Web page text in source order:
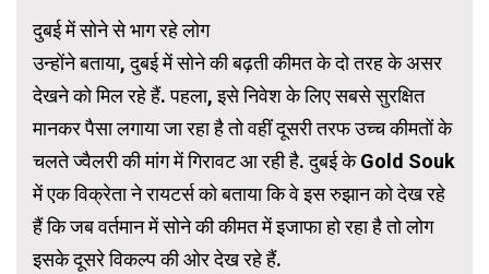
दुबई में सोने से भाग रहे लोग
उन्होंने बताया, दुबई में सोने की बढ़ती कीमत के दो तरह के असर
देखने को मिल रहे हैं. पहला, इसे निवेश के लिए सबसे सुरक्षित
मानकर पैसा लगाया जा रहा है तो वहीं दूसरी तरफ उच्च कीमतों के
चलते ज्वैलरी की मांग में गिरावट आ रही है. दुबई के Gold Souk
में एक विक्रेता ने रायटर्स को बताया कि वे इस रुझान को देख रहे
हैं कि जब वर्तमान में सोने की कीमत में इजाफा हो रहा है तो लोग
इसके दूसरे विकल्प की ओर देख रहे हैं.